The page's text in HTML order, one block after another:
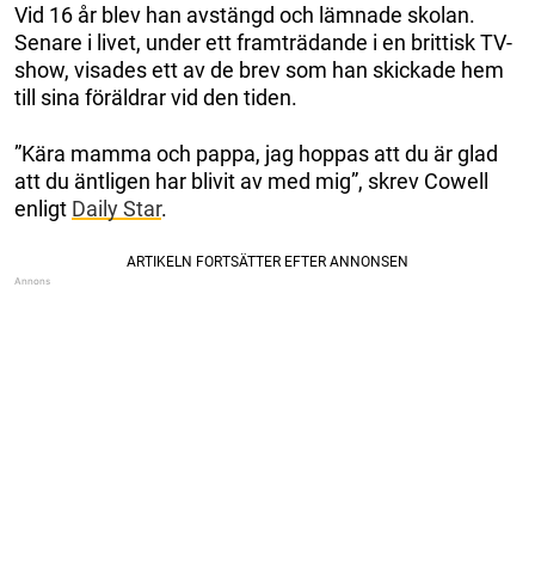
Vid 16 år blev han avstängd och lämnade skolan.
Senare i livet, under ett framträdande i en brittisk TV-
show, visades ett av de brev som han skickade hem
till sina föräldrar vid den tiden.
”Kära mamma och pappa, jag hoppas att du är glad
att du äntligen har blivit av med mig”, skrev Cowell
enligt Daily Star.